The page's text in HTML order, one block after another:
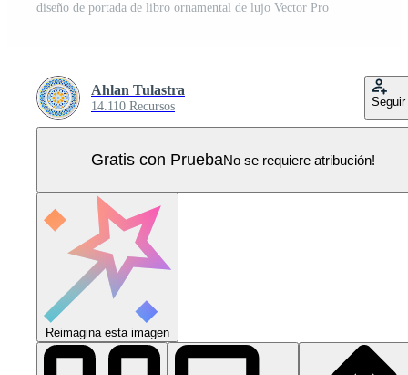
diseño de portada de libro ornamental de lujo Vector Pro
Ahlan Tulastra
14.110 Recursos Seguir
Gratis con PruebaNo se requiere atribución!
Reimagina esta imagen